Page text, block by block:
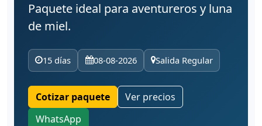
Paquete ideal para aventureros y luna
de miel.
15 días 08-08-2026 Salida Regular
Cotizar paquete
Ver precios
WhatsApp